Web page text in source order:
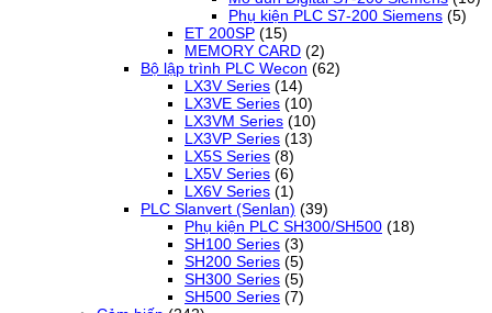
Phụ kiện PLC S7-200 Siemens (5)
ET 200SP (15)
MEMORY CARD (2)
Bộ lập trình PLC Wecon (62)
LX3V Series (14)
LX3VE Series (10)
LX3VM Series (10)
LX3VP Series (13)
LX5S Series (8)
LX5V Series (6)
LX6V Series (1)
PLC Slanvert (Senlan) (39)
Phụ kiện PLC SH300/SH500 (18)
SH100 Series (3)
SH200 Series (5)
SH300 Series (5)
SH500 Series (7)